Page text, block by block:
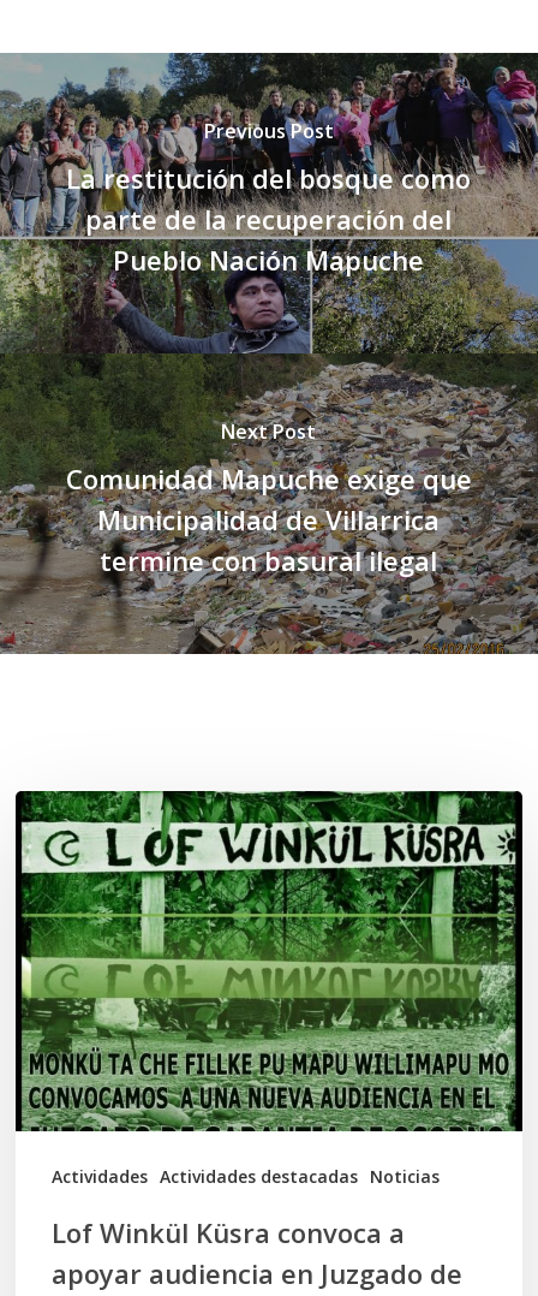
Previous Post
La restitución del bosque como
parte de la recuperación del
Pueblo Nación Mapuche
Next Post
Comunidad Mapuche exige que
Municipalidad de Villarrica
termine con basural ilegal
Actividades Actividades destacadas Noticias
Lof
Winkül
Küsra
convoca
a
apoyar
audiencia
en
Juzgado
Lof Winkül Küsra convoca a
apoyar audiencia en Juzgado de